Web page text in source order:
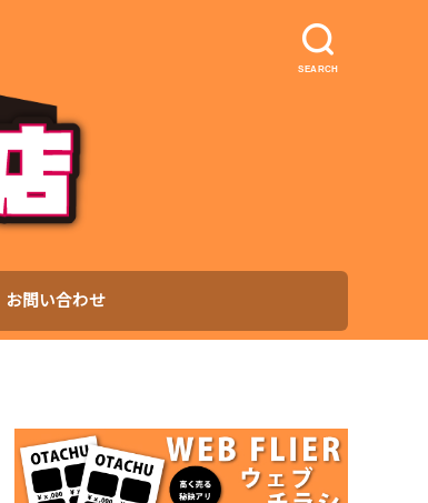
SEARCH
お問い合わせ